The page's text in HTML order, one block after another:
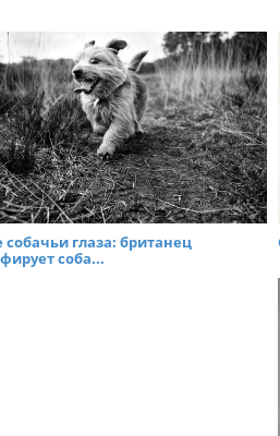
глаза: британец
соба...